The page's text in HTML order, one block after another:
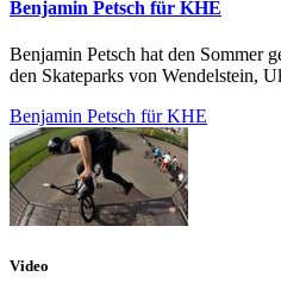
Benjamin Petsch für KHE
Benjamin Petsch hat den Sommer
den Skateparks von Wendelstein,
Benjamin Petsch für KHE
Video